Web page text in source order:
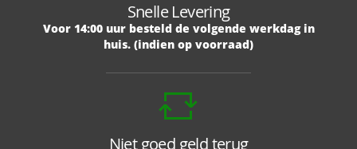
Snelle Levering
Voor 14:00 uur besteld de volgende werkdag in
huis. (indien op voorraad)
Niet goed geld terug